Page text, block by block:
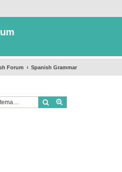
Forum Spanish Grammar
Buscar